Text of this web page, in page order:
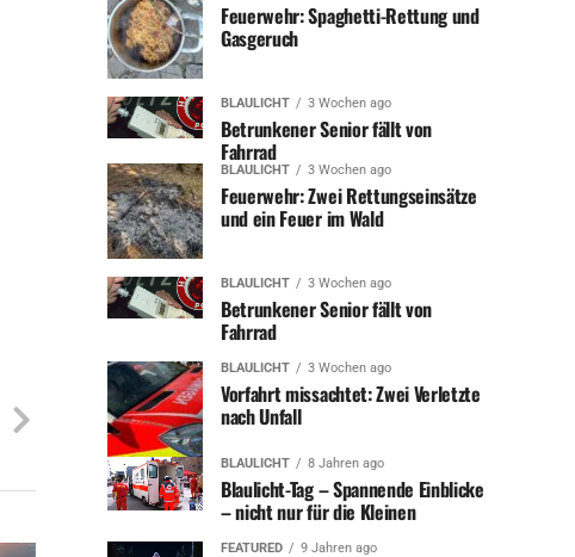
Feuerwehr: Spaghetti-Rettung und
Gasgeruch
BLAULICHT 3 Wochen ago
Betrunkener Senior fällt von
Fahrrad
BLAULICHT 3 Wochen ago
Feuerwehr: Zwei Rettungseinsätze
und ein Feuer im Wald
BLAULICHT 3 Wochen ago
Betrunkener Senior fällt von
Fahrrad
BLAULICHT 3 Wochen ago
Vorfahrt missachtet: Zwei Verletzte
nach Unfall
BLAULICHT 8 Jahren ago
Blaulicht-Tag – Spannende Einblicke
– nicht nur für die Kleinen
FEATURED 9 Jahren ago